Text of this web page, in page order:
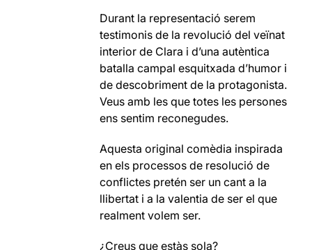
Durant la representació serem
testimonis de la revolució del veïnat
interior de Clara i d’una autèntica
batalla campal esquitxada d’humor i
de descobriment de la protagonista.
Veus amb les que totes les persones
ens sentim reconegudes.
Aquesta original comèdia inspirada
en els processos de resolució de
conflictes pretén ser un cant a la
llibertat i a la valentia de ser el que
realment volem ser.
¿Creus que estàs sola?